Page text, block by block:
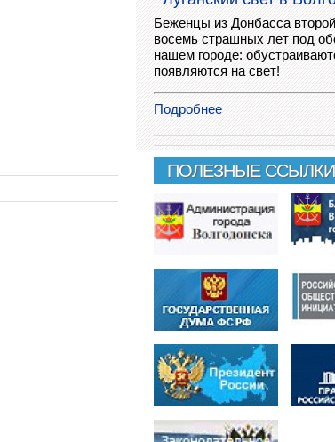
Беженцы из Донбасса
восемь страшных лет под
нашем городе:
появляются на свет!
Подробнее
ПОЛЕЗНЫЕ ССЫЛКИ